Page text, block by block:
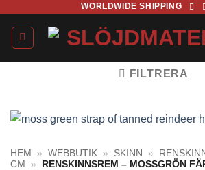
content
WORLDWIDE SHIPPING
FILTRERA
HEM » WEBBUTIK » SKINN »
CM
» RENSKINNSREM – MOSSGRÖN